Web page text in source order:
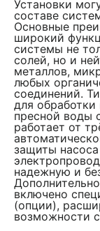
Установки
составе
Основные
широкий
системы не
солей, но и
металлов,
любых
соединений.
для
пресной воды
работает от
защиты
надежную и
включено
(опции),
возможности